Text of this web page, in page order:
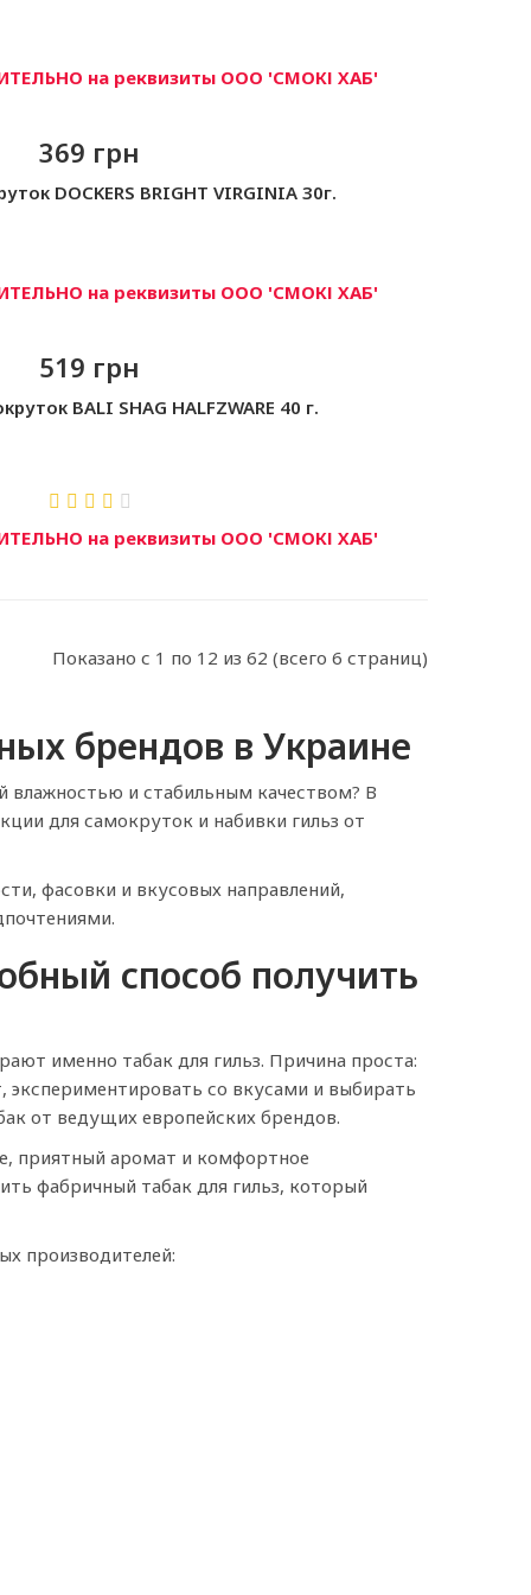
на реквизиты ООО 'СМОКІ ХАБ'
369 грн
DOCKERS BRIGHT VIRGINIA 30г.
на реквизиты ООО 'СМОКІ ХАБ'
519 грн
BALI SHAG HALFZWARE 40 г.
на реквизиты ООО 'СМОКІ ХАБ'
Показано с 1 по 12 из 62 (всего 6 страниц)
брендов в Украине
влажностью и стабильным качеством? В
для самокруток и набивки гильз от
фасовки и вкусовых направлений,
способ получить
именно табак для гильз. Причина проста:
экспериментировать со вкусами и выбирать
от ведущих европейских брендов.
приятный аромат и комфортное
фабричный табак для гильз, который
производителей: